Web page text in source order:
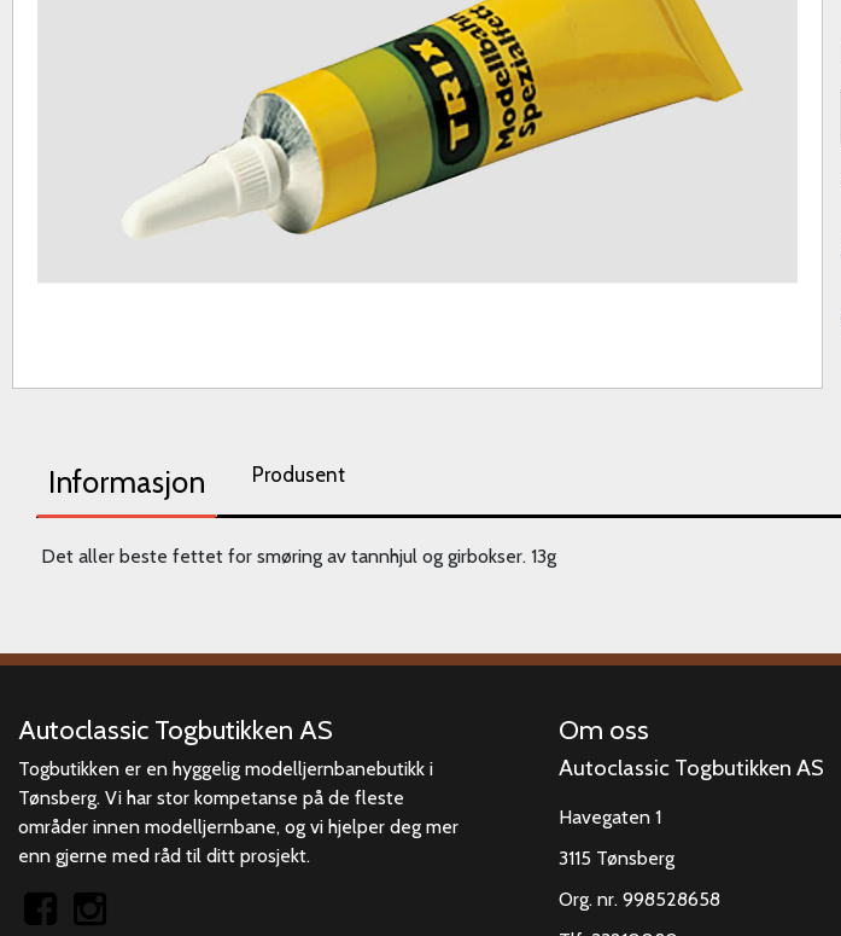
Informasjon Produsent
Det aller beste fettet for smøring av tannhjul og girbokser. 13g
Autoclassic Togbutikken AS
Togbutikken er en hyggelig modelljernbanebutikk i
Tønsberg. Vi har stor kompetanse på de fleste
områder innen modelljernbane, og vi hjelper deg mer
enn gjerne med råd til ditt prosjekt.
Om oss
Autoclassic Togbutikken AS
Havegaten 1
3115 Tønsberg
Org. nr. 998528658